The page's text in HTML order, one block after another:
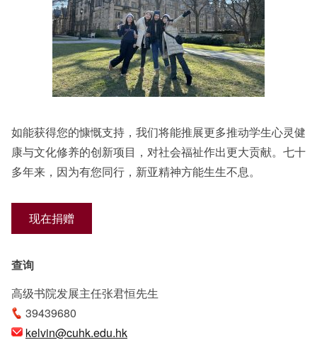
如能获得您的慷慨支持，我们将能推展更多推动学生心灵健
康与文化修养的创新项目，对社会福祉作出更大贡献。七十
多年来，因为有您同行，新亚精神方能生生不息。
现在捐赠
查询
高级书院发展主任张君恒先生
39439680
kelvin@cuhk.edu.hk